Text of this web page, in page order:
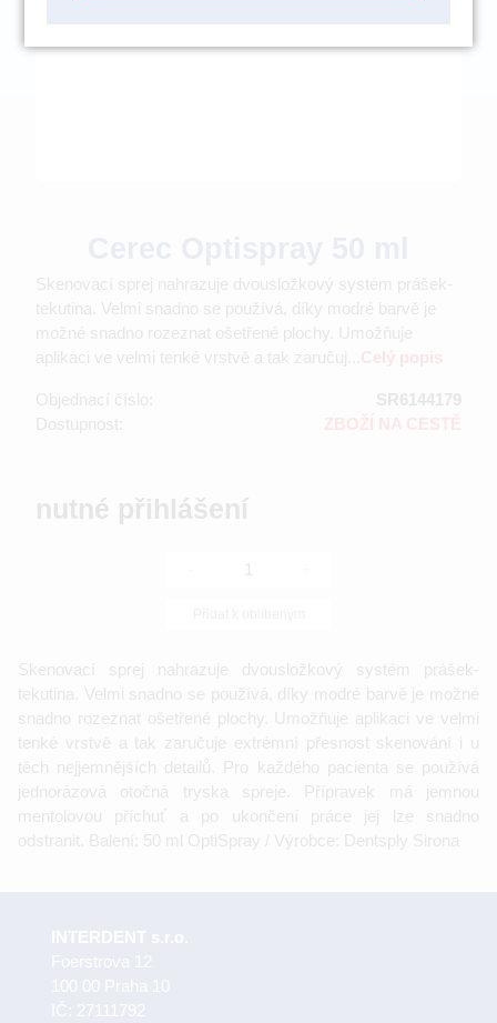
Skenovací sprej nahrazuje dvousložkový systém prášek-
tekutina. Velmi snadno se používá, díky modré barvě je
možné snadno rozeznat ošetřené plochy. Umožňuje
aplikaci ve velmi tenké vrstvě a tak zaručuj...
Objednací číslo:
SR6144179
Dostupnost:
ZBOŽÍ NA CESTĚ
nutné přihlášení
Skenovací sprej nahrazuje dvousložkový systém prášek-
tekutina. Velmi snadno se používá, díky modré barvě je možné
snadno rozeznat ošetřené plochy. Umožňuje aplikaci ve velmi
tenké vrstvě a tak zaručuje extrémní přesnost skenování i u
těch nejjemnějších detailů. Pro každého pacienta se používá
jednorázová otočná tryska spreje. Přípravek má jemnou
mentolovou příchuť a po ukončení práce jej lze snadno
odstranit. Balení: 50 ml OptiSpray / Výrobce: Dentsply Sirona